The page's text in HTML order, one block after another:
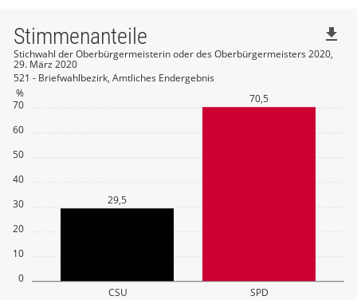
0
10
20
30
40
50
60
70
%
CSU SPD
29,5
70,5
Stimmenanteile
Stichwahl der Oberbürgermeisterin oder des Oberbürgermeisters 2020,
29. März 2020
521 - Briefwahlbezirk, Amtliches Endergebnis
file_download